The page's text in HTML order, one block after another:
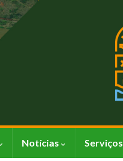
Notícias Serviços